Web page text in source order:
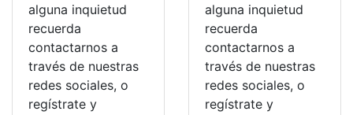
alguna inquietud
recuerda
contactarnos a
través de nuestras
redes sociales, o
regístrate y
alguna inquietud
recuerda
contactarnos a
través de nuestras
redes sociales, o
regístrate y